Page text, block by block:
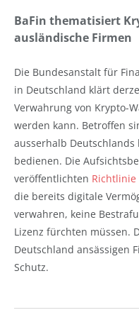
BaFin thematisiert
ausländische Firmen
Die Bundesanstalt für
in Deutschland klärt
Verwahrung von Krypto-
werden kann. Betroffen
ausserhalb
bedienen. Die
veröffentlichten Richtlinie
die bereits digitale
verwahren, keine
Lizenz fürchten müssen.
Deutschland ansässigen
Schutz.